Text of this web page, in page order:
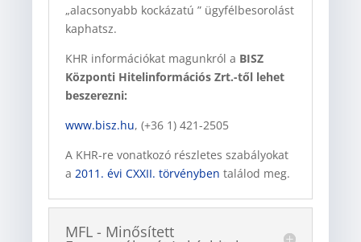
„alacsonyabb kockázatú ” ügyfélbesorolást
kaphatsz.
KHR információkat magunkról a BISZ
Központi Hitelinformációs Zrt.-től lehet
beszerezni:
www.bisz.hu, (+36 1) 421-2505
A KHR-re vonatkozó részletes szabályokat
a2011. évi CXXII. törvényben találod meg.
MFL - Minősített